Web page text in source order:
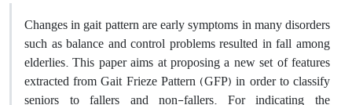
Changes in gait pattern are early symptoms in many disorders
such as balance and control problems resulted in fall among
elderlies. This paper aims at proposing a new set of features
extracted from Gait Frieze Pattern (GFP) in order to classify
seniors to fallers and non-fallers. For indicating the